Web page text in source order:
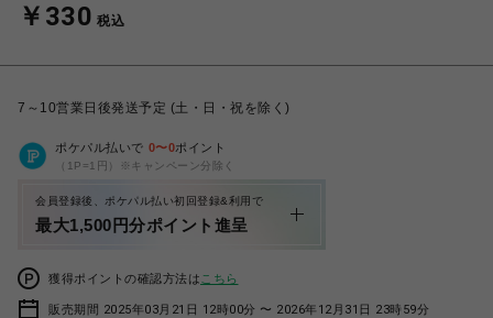
￥330 税込
7～10営業日後発送予定 (土・日・祝を除く)
ポケパル払いで 0〜0ポイント
（1P=1円）※キャンペーン分除く
会員登録後、ポケパル払い初回登録&利用で
最大1,500円分ポイント進呈
獲得ポイントの確認方法は こちら
販売期間 2025年03月21日 12時00分 〜 2026年12月31日 23時59分